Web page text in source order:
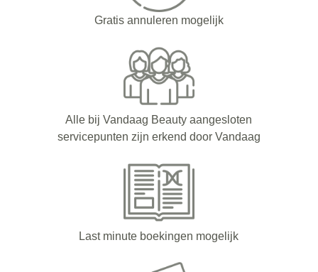
Gratis annuleren mogelijk
Alle bij Vandaag Beauty aangesloten
servicepunten zijn erkend door Vandaag
Last minute boekingen mogelijk